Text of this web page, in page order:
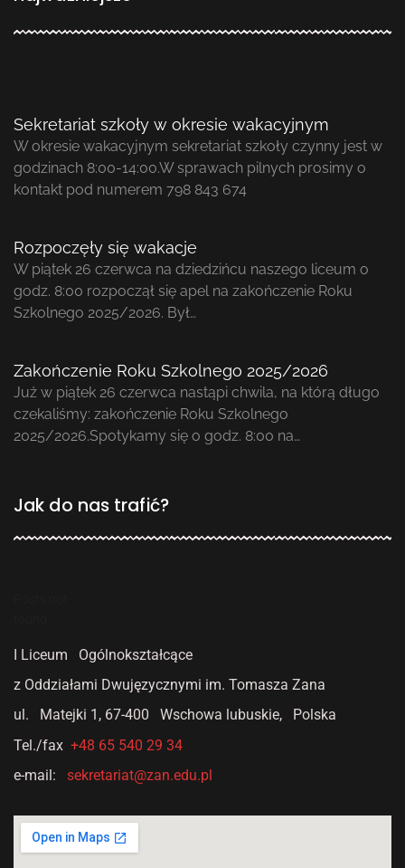
Sekretariat szkoły w okresie wakacyjnym
W okresie wakacyjnym sekretariat szkoły czynny jest w
godzinach 8:00-14:00.W sprawach pilnych prosimy o
kontakt pod numerem 798 843 674
Rozpoczęły się wakacje
W piątek 26 czerwca na dziedzińcu naszego liceum o
godz. 8:00 rozpoczął się apel na zakończenie Roku
Szkolnego 2025/2026. Był…
Zakończenie Roku Szkolnego 2025/2026
Już w piątek 26 czerwca nastąpi chwila, na którą długo
czekaliśmy: zakończenie Roku Szkolnego
2025/2026.Spotykamy się o godz. 8:00 na…
Jak do nas trafić?
I Liceum Ogólnokształcące
z Oddziałami Dwujęzycznymi im. Tomasza Zana
ul. Matejki 1, 67-400 Wschowa lubuskie, Polska
Tel./fax +48 65 540 29 34
e-mail: sekretariat@zan.edu.pl